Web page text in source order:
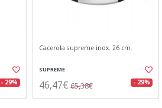
- 29%
Cacerola supreme inox. 26 cm.
SUPREME
46,47€ 65,38€ - 29%